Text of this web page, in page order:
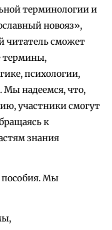
терминологии и
новояз»,
читатель сможет
термины,
психологии,
Мы надеемся, что,
участники смогут
к
знания
пособия. Мы